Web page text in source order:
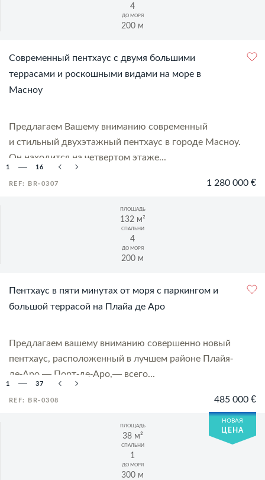
4
ДО МОРЯ
200 м
Современный пентхаус с двумя большими
террасами и роскошными видами на море в
Масноу
Предлагаем Вашему вниманию современный
и стильный двухэтажный пентхаус в городе Масноу.
Он находится на четвертом этаже...
REF: BR-0307 1 280 000 €
1 16
ПЛОЩАДЬ
132 м²
СПАЛЬНИ
4
ДО МОРЯ
200 м
Пентхаус в пяти минутах от моря с паркингом и
большой террасой на Плайа де Аро
Предлагаем вашему вниманию совершенно новый
пентхаус, расположенный в лучшем районе Плайя-
де-Аро — Порт-де-Аро,— всего...
REF: BR-0308 485 000 €
1 37
НОВАЯ
ЦЕНА
ПЛОЩАДЬ
38 м²
СПАЛЬНИ
1
ДО МОРЯ
300 м